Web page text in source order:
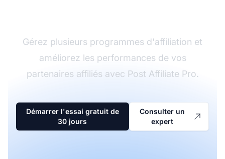
Gérez plusieurs programmes d'affiliation et
améliorez les performances de vos
partenaires affiliés avec Post Affiliate Pro.
Démarrer l'essai gratuit de
30 jours
Consulter un
expert